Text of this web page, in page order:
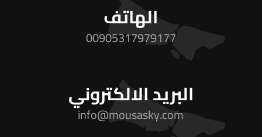
الهاتف
00905317979177
البريد الالكتروني
info@mousasky.com